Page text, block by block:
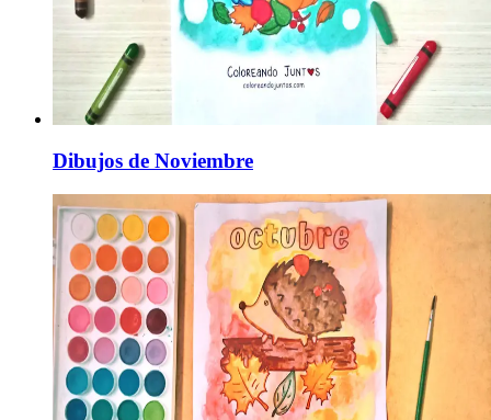
Dibujos de Noviembre